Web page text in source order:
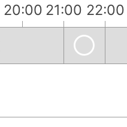
20:00 21:00 22:00